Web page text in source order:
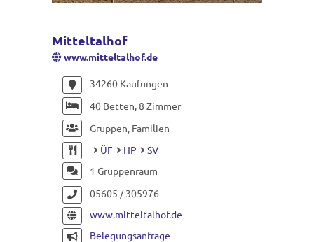
Mitteltalhof
www.mitteltalhof.de
34260 Kaufungen
40 Betten, 8 Zimmer
Gruppen, Familien
ÜF
HP
SV
1 Gruppenraum
05605 / 305976
www.mitteltalhof.de
Belegungsanfrage